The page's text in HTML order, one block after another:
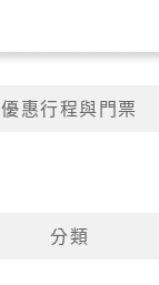
優惠行程與門票
分類